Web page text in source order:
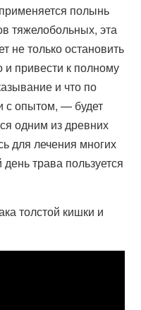
полынь
тяжелобольных, эта
не только остановить
и привести к полному
и что по
с опытом, — будет
одним из древних
для лечения многих
трава пользуется
толстой кишки и